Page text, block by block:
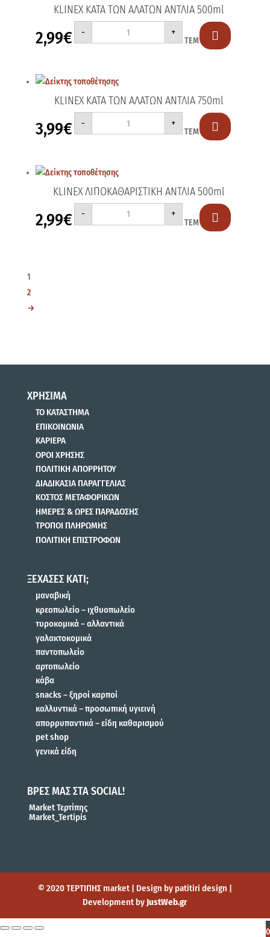
KLINEX ΚΑΤΑ ΤΩΝ ΑΛΑΤΩΝ ΑΝΤΛΙΑ 500ml
2,99€ -
KLINEX
ΤΩΝ
ποσότητα
+
ΤΕΜ 
KLINEX ΚΑΤΑ ΤΩΝ ΑΛΑΤΩΝ ΑΝΤΛΙΑ 750ml
3,99€ -
KLINEX
ΤΩΝ
ποσότητα
+
ΤΕΜ 
KLINEX ΛΙΠΟΚΑΘΑΡΙΣΤΙΚΗ ΑΝΤΛΙΑ 500ml
2,99€ -
KLINEX
ΛΙΠΟΚΑΘΑΡΙΣΤΙΚΗ
ΑΝΤΛΙΑ
+
ΤΕΜ 
1
2
→
ΧΡΗΣΙΜΑ
ΤΟ ΚΑΤΑΣΤΗΜΑ
ΕΠΙΚΟΙΝΩΝΙΑ
ΚΑΡΙΕΡΑ
ΟΡΟΙ ΧΡΗΣΗΣ
ΠΟΛΙΤΙΚΗ ΑΠΟΡΡΗΤΟΥ
ΔΙΑΔΙΚΑΣΙΑ ΠΑΡΑΓΓΕΛΙΑΣ
ΚΟΣΤΟΣ ΜΕΤΑΦΟΡΙΚΩΝ
ΗΜΕΡΕΣ & ΩΡΕΣ ΠΑΡΑΔΟΣΗΣ
ΤΡΟΠΟΙ ΠΛΗΡΩΜΗΣ
ΠΟΛΙΤΙΚΗ ΕΠΙΣΤΡΟΦΩΝ
ΞΕΧΑΣΕΣ ΚΑΤΙ;
μαναβική
κρεοπωλείο – ιχθυοπωλείο
τυροκομικά – αλλαντικά
γαλακτοκομικά
παντοπωλείο
αρτοπωλείο
κάβα
snacks – ξηροί καρποί
καλλυντικά – προσωπική υγιεινή
απορρυπαντικά – είδη καθαρισμού
pet shop
γενικά είδη
ΒΡΕΣ ΜΑΣ ΣΤΑ SOCIAL!
Market Τερτίπης
Market_Tertipis
© 2020 ΤΕΡΤΙΠΗΣ market | Design by patitiri design |
Development by JustWeb.gr
0